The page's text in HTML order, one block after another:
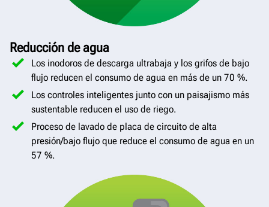
Reducción de agua
Los inodoros de descarga ultrabaja y los grifos de bajo
flujo reducen el consumo de agua en más de un 70 %.
Los controles inteligentes junto con un paisajismo más
sustentable reducen el uso de riego.
Proceso de lavado de placa de circuito de alta
presión/bajo flujo que reduce el consumo de agua en un
57 %.